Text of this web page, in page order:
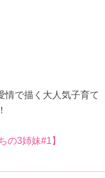
情で描く大人気子育て
の3姉妹#1】